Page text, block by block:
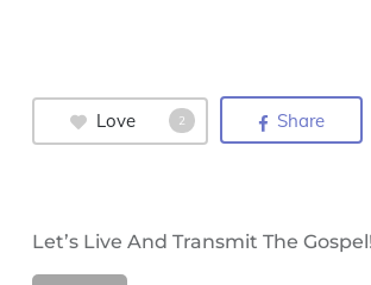
Love 2 Share
Let’s Live And Transmit The Gospel!